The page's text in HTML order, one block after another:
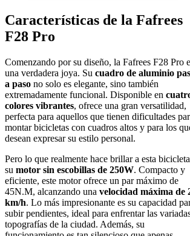
Características de la Fafrees
F28 Pro
Comenzando por su diseño, la Fafrees F28 Pro
una verdadera joya. Su cuadro de aluminio
a paso no solo es elegante, sino también
extremadamente funcional. Disponible en
colores vibrantes, ofrece una gran versatilidad,
perfecta para aquellos que tienen dificultades
montar bicicletas con cuadros altos y para los
desean expresar su estilo personal.
Pero lo que realmente hace brillar a esta
su motor sin escobillas de 250W. Compacto y
eficiente, este motor ofrece un par máximo de
45N.M, alcanzando una velocidad máxima de
km/h. Lo más impresionante es su capacidad
subir pendientes, ideal para enfrentar las
topografías de la ciudad. Además, su